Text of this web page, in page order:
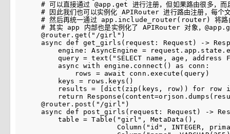
# 可以直接通过 @app.get 进行注册，但如果路由很多，而
# 因此我们也可以实例化 APIRouter 进行路由注册，
# 然后再统一通过 app.include_router(router) 将路由
# 其实 app 内部也是实例化了 APIRouter 对象，
@router.get("/girl")
async def get_girls(request: Request) ->
engine: AsyncEngine =
query = text("SELECT name, age, address
    async with engine.connect() as conn:
        rows = await conn.execute(query)
    keys = rows.keys()
results = [dict(zip(keys, row)) for row
return
@router.post("/girl")
async def post_girls(request: Request) ->
    table = Table("girl", MetaData(),
Column("id", INTEGER,